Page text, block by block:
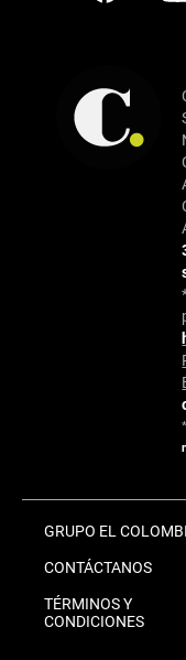
GRUPO EL
CONTÁCTANOS
TÉRMINOS Y
CONDICIONES